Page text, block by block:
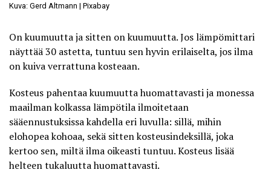
Kuva: Gerd Altmann | Pixabay
On kuumuutta ja sitten on kuumuutta. Jos lämpömittari
näyttää 30 astetta, tuntuu sen hyvin erilaiselta, jos ilma
on kuiva verrattuna kosteaan.
Kosteus pahentaa kuumuutta huomattavasti ja monessa
maailman kolkassa lämpötila ilmoitetaan
sääennustuksissa kahdella eri luvulla: sillä, mihin
elohopea kohoaa, sekä sitten kosteusindeksillä, joka
kertoo sen, miltä ilma oikeasti tuntuu. Kosteus lisää
helteen tukaluutta huomattavasti.